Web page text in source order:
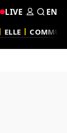
ELLE
LIVE EN